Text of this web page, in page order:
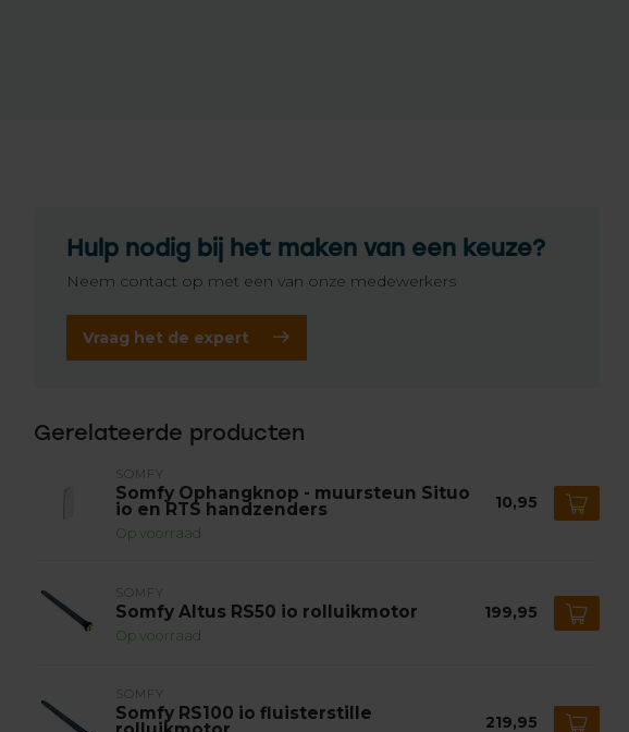
Hulp nodig bij het maken van een keuze?
Neem contact op met een van onze medewerkers
Vraag het de expert
Gerelateerde producten
SOMFY
Somfy Ophangknop - muursteun Situo
io en RTS handzenders
Op voorraad
10,95
SOMFY
Somfy Altus RS50 io rolluikmotor
Op voorraad
199,95
SOMFY
Somfy RS100 io fluisterstille 219,95